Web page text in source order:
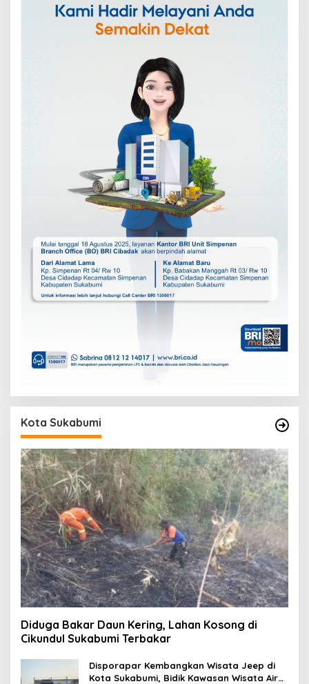
Kota Sukabumi
Diduga Bakar Daun Kering, Lahan Kosong di
Cikundul Sukabumi Terbakar
Disporapar Kembangkan Wisata Jeep di
Kota Sukabumi, Bidik Kawasan Wisata Air